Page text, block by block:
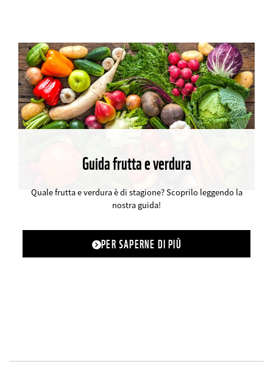
Guida frutta e verdura
Quale frutta e verdura è di stagione? Scoprilo leggendo la
nostra guida!
PER SAPERNE DI PIÙ